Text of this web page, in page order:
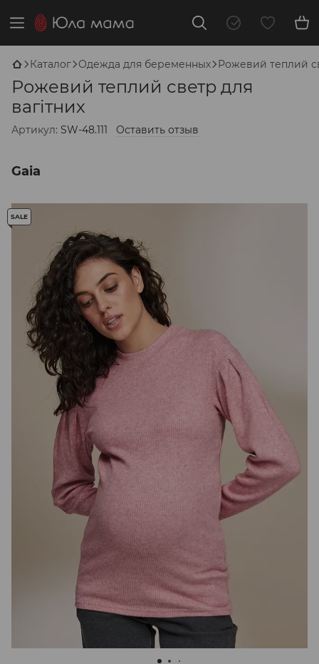
Каталог Одежда для беременных Рожевий теплий
Рожевий теплий светр для
вагітних
Артикул: SW-48.111 Оставить отзыв
Gaia
SALE